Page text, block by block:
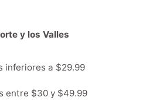
y los Valles
inferiores a $29.99
entre $30 y $49.99